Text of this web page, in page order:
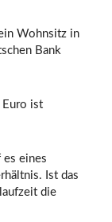
Wohnsitz in
Bank
Euro ist
es eines
Ist das
die